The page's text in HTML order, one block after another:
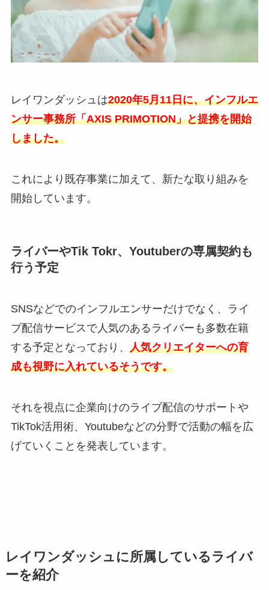
レイワンダッシュは2020年5月11日に、インフルエ
ンサー事務所「AXIS PRIMOTION」と提携を開始
しました。
これにより既存事業に加えて、新たな取り組みを
開始しています。
ライバーやTik Tokr、Youtuberの専属契約も
行う予定
SNSなどでのインフルエンサーだけでなく、ライ
ブ配信サービスで人気のあるライバーも多数在籍
する予定となっており、 人気クリエイターへの育
成も視野に入れているそうです。
それを視点に企業向けのライブ配信のサポートや
TikTok活用術、Youtubeなどの分野で活動の幅を広
げていくことを発表しています。
レイワンダッシュに所属しているライバ
ーを紹介